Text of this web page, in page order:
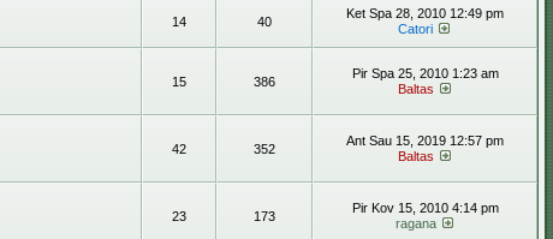
14 40
Ket Spa 28, 2010 12:49 pm
Catori
15 386
Pir Spa 25, 2010 1:23 am
Baltas
42 352
Ant Sau 15, 2019 12:57 pm
Baltas
23 173
Pir Kov 15, 2010 4:14 pm
ragana